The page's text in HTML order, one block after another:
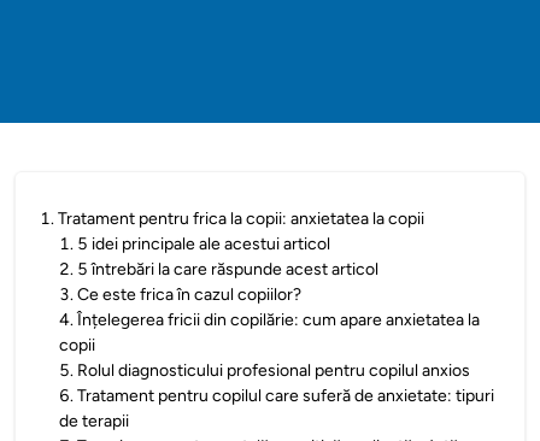
1.Tratament pentru frica la copii: anxietatea la copii
1. 5 idei principale ale acestui articol
2. 5 întrebări la care răspunde acest articol
3.Ce este frica în cazul copiilor?
4.Înțelegerea fricii din copilărie: cum apare anxietatea la
copii
5. Rolul diagnosticului profesional pentru copilul anxios
6.Tratament pentru copilul care suferă de anxietate: tipuri
de terapii